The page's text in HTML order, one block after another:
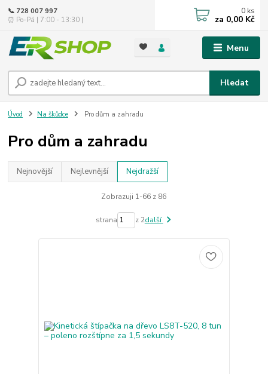
Menu
Hledat
📞 728 007 997
⏰ Po-Pá | 7:00 - 13:30 |
0 ks
za 0,00 Kč
Úvod Na škůdce Pro dům a zahradu
Pro dům a zahradu
Nejnovější Nejlevnější Nejdražší
Zobrazuji 1-66 z 86
strana z 2další